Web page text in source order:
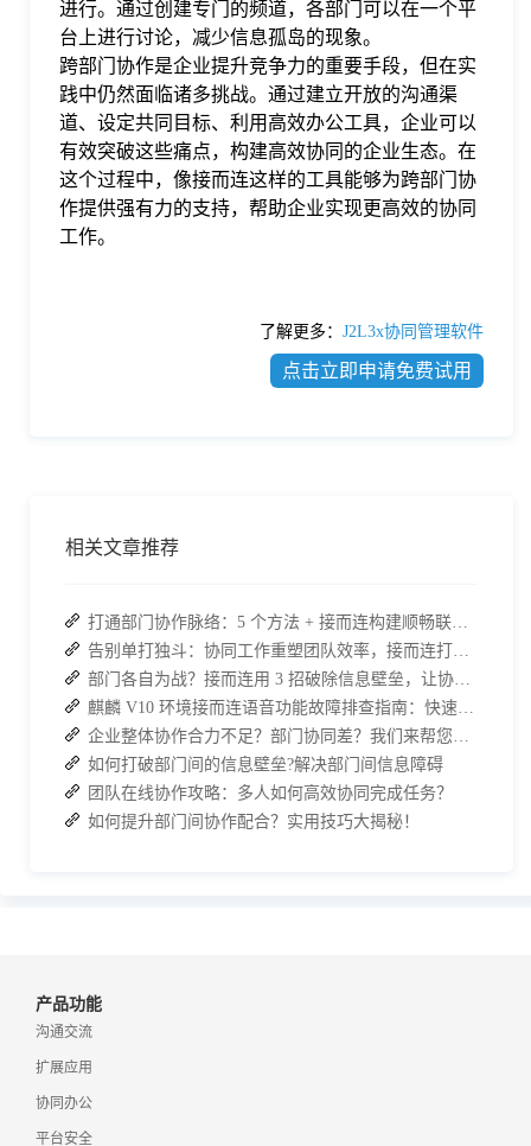
进行。通过创建专门的频道，各部门可以在一个平
台上进行讨论，减少信息孤岛的现象。
跨部门协作是企业提升竞争力的重要手段，但在实
践中仍然面临诸多挑战。通过建立开放的沟通渠
道、设定共同目标、利用高效办公工具，企业可以
有效突破这些痛点，构建高效协同的企业生态。在
这个过程中，像接而连这样的工具能够为跨部门协
作提供强有力的支持，帮助企业实现更高效的协同
工作。
了解更多： J2L3x协同管理软件
点击立即申请免费试用
相关文章推荐
如何打破部门间的信息壁垒?解决部门间信息障碍
团队在线协作攻略：多人如何高效协同完成任务？
如何提升部门间协作配合？实用技巧大揭秘！
产品功能
沟通交流
扩展应用
协同办公
平台安全